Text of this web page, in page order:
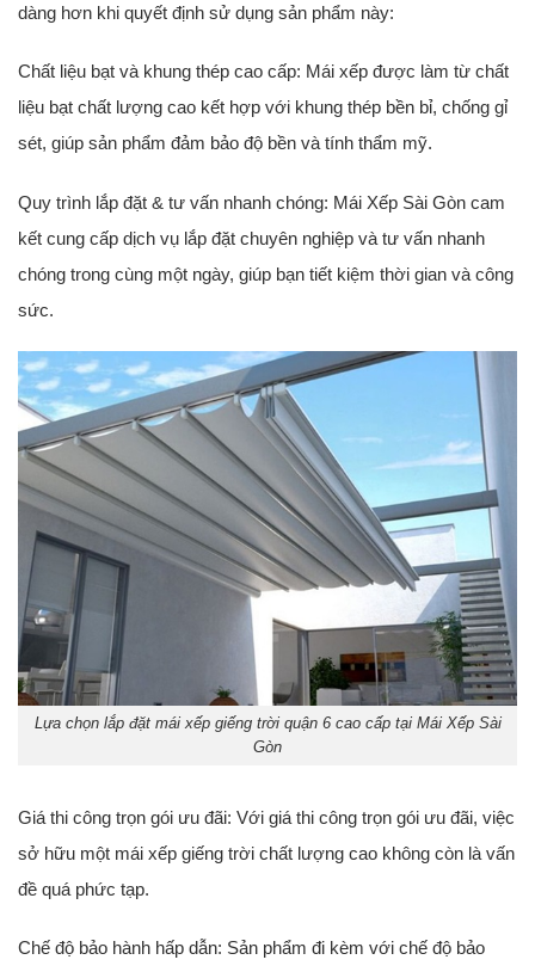
dàng hơn khi quyết định sử dụng sản phẩm này:
Chất liệu bạt và khung thép cao cấp: Mái xếp được làm từ chất
liệu bạt chất lượng cao kết hợp với khung thép bền bỉ, chống gỉ
sét, giúp sản phẩm đảm bảo độ bền và tính thẩm mỹ.
Quy trình lắp đặt & tư vấn nhanh chóng: Mái Xếp Sài Gòn cam
kết cung cấp dịch vụ lắp đặt chuyên nghiệp và tư vấn nhanh
chóng trong cùng một ngày, giúp bạn tiết kiệm thời gian và công
sức.
Lựa chọn lắp đặt mái xếp giếng trời quận 6 cao cấp tại Mái Xếp Sài
Gòn
Giá thi công trọn gói ưu đãi: Với giá thi công trọn gói ưu đãi, việc
sở hữu một mái xếp giếng trời chất lượng cao không còn là vấn
đề quá phức tạp.
Chế độ bảo hành hấp dẫn: Sản phẩm đi kèm với chế độ bảo